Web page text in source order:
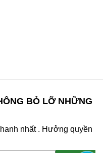
BỎ LỠ NHỮNG
nhất . Hưởng quyền